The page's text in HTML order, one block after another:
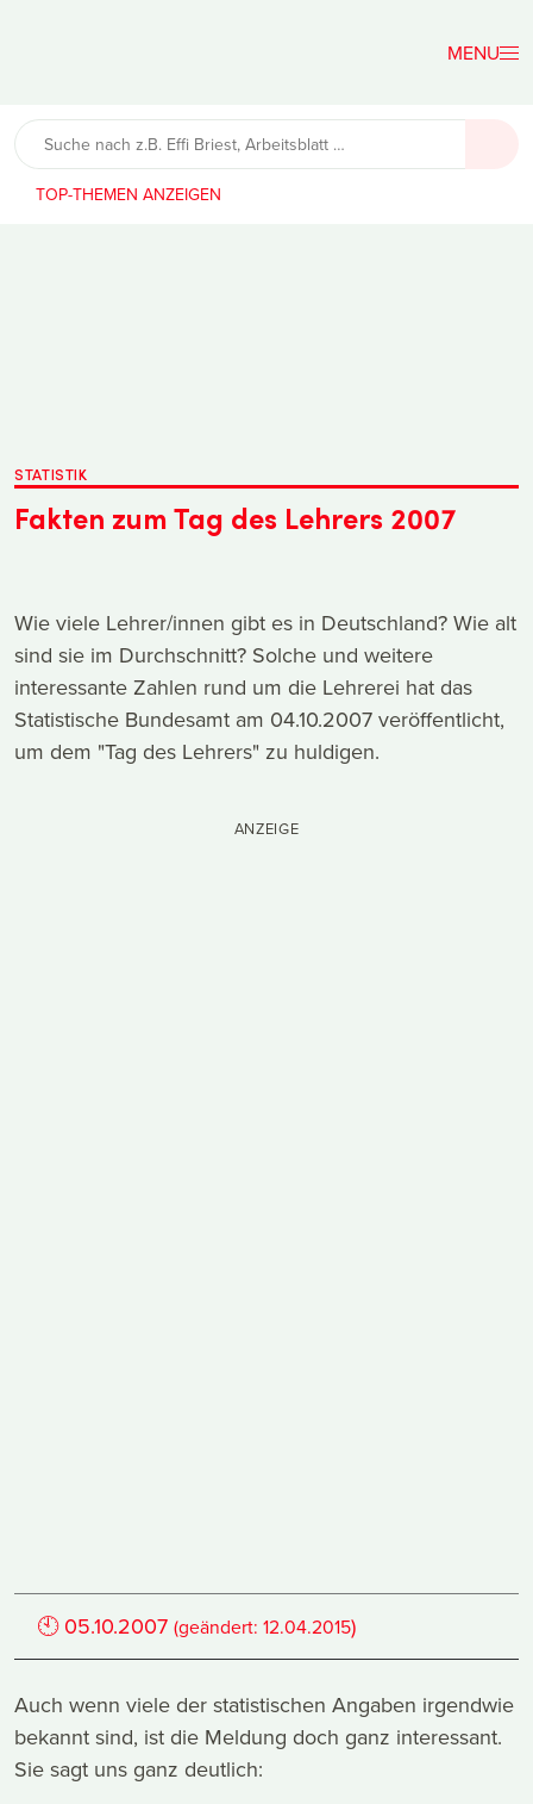
Lehrerfreund
TOP-THEMEN
STATISTIK
Fakten zum Tag des Lehrers 2007
Wie viele Lehrer/innen gibt es in Deutschland? Wie alt
sind sie im Durchschnitt? Solche und weitere
interessante Zahlen rund um die Lehrerei hat das
Statistische Bundesamt am 04.10.2007 veröffentlicht,
um dem "Tag des Lehrers" zu huldigen.
ANZEIGE
🕙 05.10.2007 (geändert:12.04.2015)
Auch wenn viele der statistischen Angaben irgendwie
bekannt sind, ist die Meldung doch ganz interessant.
Sie sagt uns ganz deutlich: